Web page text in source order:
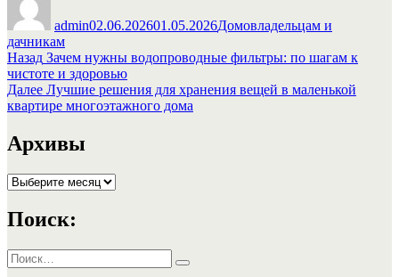
admin02.06.202601.05.2026Домовладельцам и
дачникам
Навигация
по
записям
Назад Предыдущая
запись:
Зачем нужны водопроводные фильтры: по шагам к
чистоте и здоровью
Далее Следующая
запись:
Лучшие решения для хранения вещей в маленькой
квартире многоэтажного дома
Архивы
Архивы
Поиск:
Искать:
Поиск